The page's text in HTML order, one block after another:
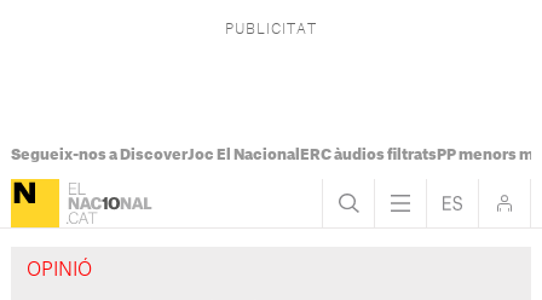
Segueix-nos a DiscoverJoc El Nacional ERC àudios filtratsPP menors
OPINIÓ